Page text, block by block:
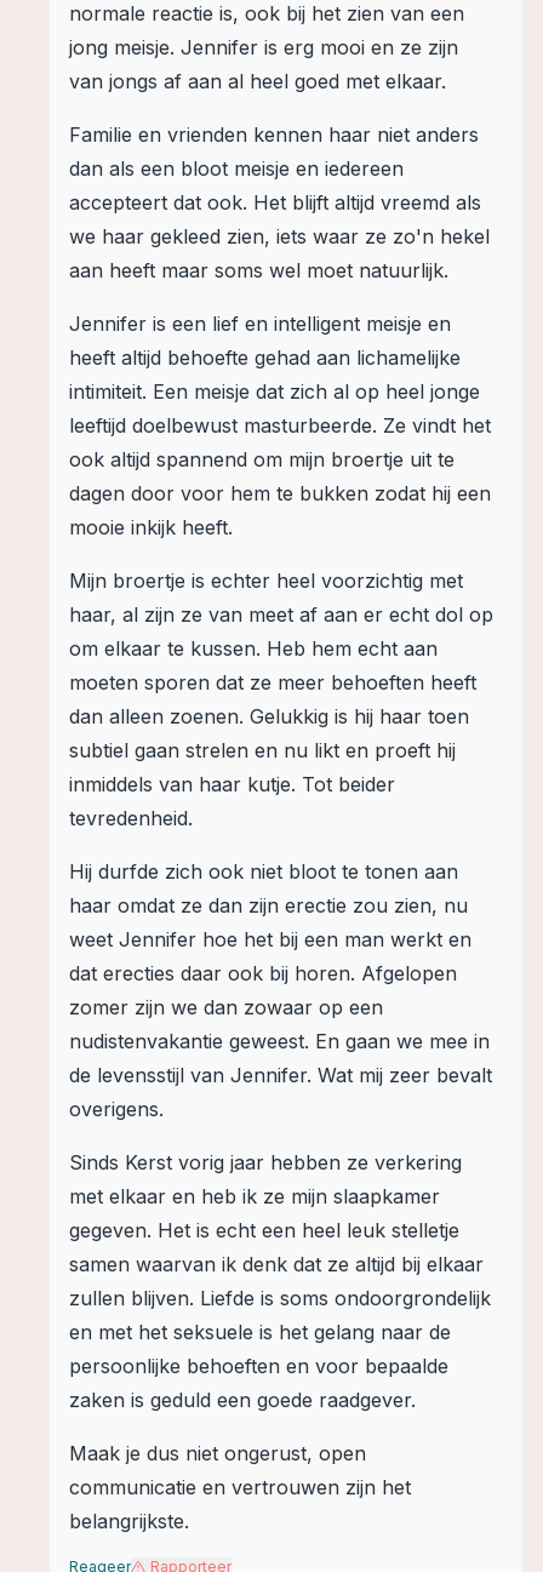
normale reactie is, ook bij het zien van een
jong meisje. Jennifer is erg mooi en ze zijn
van jongs af aan al heel goed met elkaar.
Familie en vrienden kennen haar niet anders
dan als een bloot meisje en iedereen
accepteert dat ook. Het blijft altijd vreemd als
we haar gekleed zien, iets waar ze zo'n hekel
aan heeft maar soms wel moet natuurlijk.
Jennifer is een lief en intelligent meisje en
heeft altijd behoefte gehad aan lichamelijke
intimiteit. Een meisje dat zich al op heel jonge
leeftijd doelbewust masturbeerde. Ze vindt het
ook altijd spannend om mijn broertje uit te
dagen door voor hem te bukken zodat hij een
mooie inkijk heeft.
Mijn broertje is echter heel voorzichtig met
haar, al zijn ze van meet af aan er echt dol op
om elkaar te kussen. Heb hem echt aan
moeten sporen dat ze meer behoeften heeft
dan alleen zoenen. Gelukkig is hij haar toen
subtiel gaan strelen en nu likt en proeft hij
inmiddels van haar kutje. Tot beider
tevredenheid.
Hij durfde zich ook niet bloot te tonen aan
haar omdat ze dan zijn erectie zou zien, nu
weet Jennifer hoe het bij een man werkt en
dat erecties daar ook bij horen. Afgelopen
zomer zijn we dan zowaar op een
nudistenvakantie geweest. En gaan we mee in
de levensstijl van Jennifer. Wat mij zeer bevalt
overigens.
Sinds Kerst vorig jaar hebben ze verkering
met elkaar en heb ik ze mijn slaapkamer
gegeven. Het is echt een heel leuk stelletje
samen waarvan ik denk dat ze altijd bij elkaar
zullen blijven. Liefde is soms ondoorgrondelijk
en met het seksuele is het gelang naar de
persoonlijke behoeften en voor bepaalde
zaken is geduld een goede raadgever.
Maak je dus niet ongerust, open
communicatie en vertrouwen zijn het
belangrijkste.
Reageer Rapporteer